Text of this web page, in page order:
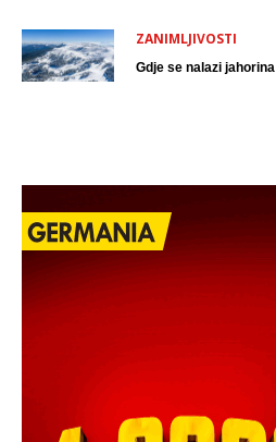
ZANIMLJIVOSTI
Gdje se nalazi jahorina